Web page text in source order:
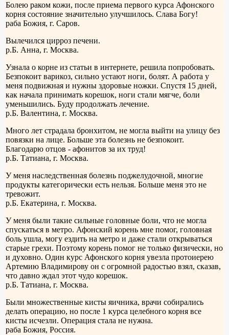
Болею раком кожи, после приема первого курса Афонского
корня состояние значительно улучшилось. Слава Богу!
раба Божия, г. Саров.
Вылечился цирроз печени.
р.Б. Анна, г. Москва.
Узнала о корне из статьи в интернете, решила попробовать.
Безпокоит варикоз, сильно устают ноги, болят. А работа у
меня подвижная и нужны здоровые ножки. Спустя 15 дней,
как начала принимать корешок, ноги стали мягче, боли
уменьшились. Буду продолжать лечение.
р.Б. Валентина, г. Москва.
Много лет страдала бронхитом, не могла выйти на улицу без
повязки на лице. Больше эта болезнь не безпокоит.
Благодарю отцов - афонитов за их труд!
р.Б. Татиана, г. Москва.
У меня наследственная болезнь поджелудочной, многие
продукты категорически есть нельзя. Больше меня это не
тревожит.
р.Б. Екатерина, г. Москва.
У меня были такие сильные головные боли, что не могла
спускаться в метро. Афонский корень мне помог, головная
боль ушла, могу ездить на метро и даже стали открываться
старые грехи. Поэтому корень помог не только физически, но
и духовно. Один курс Афонского корня увезла протоиерею
Артемию Владимирову он с огромной радостью взял, сказав,
что давно ждал этот чудо корешок.
р.Б. Татиана, г. Москва.
Были множественные кисты яичника, врачи собирались
делать операцию, но после 1 курса целебного корня все
кисты исчезли. Операция стала не нужна.
раба Божия, Россия.